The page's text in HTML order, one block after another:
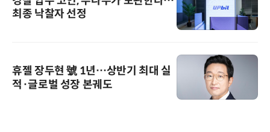
최종 낙찰자 선정
휴젤 장두현 號 1년…상반기 최대 실
적·글로벌 성장 본궤도